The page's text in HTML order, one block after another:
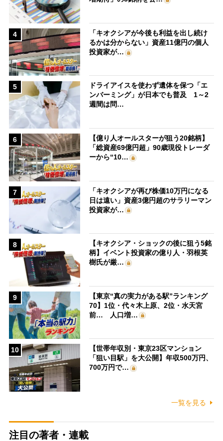
4
「キオクシアが今後も利益を出し続け
るかは分からない」資産11億円の個人
投資家が…
5
ドライアイスを使わず遺体を保つ「エ
ンバーミング」が日本でも普及 1～2
週間は問…
6
【億り人オールスターが狙う20銘柄】
「総資産69億円超」90歳現役トレーダ
ーから“10…
7
「キオクシアが再び株価10万円になる
日は遠い」資産3億円超のサラリーマン
投資家が…
8
【キオクシア・ショックの後に狙う5銘
柄】イベント投資家の億り人・羽根英
樹氏が厳…
9
【東京“真の実力がある駅”ランキング
70】1位・代々木上原、2位・水天宮
前… 人口増…
10
【世帯年収別・東京23区マンション
「狙い目駅」を大公開】年収500万円、
700万円で…
一覧を見る
注目の著者・連載